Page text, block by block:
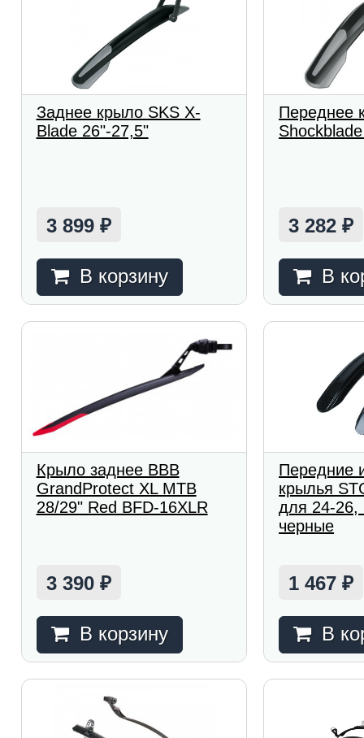
Заднее крыло SKS X-
Blade 26"-27,5"
3 899 ₽
В корзину
Переднее
3 282₽
В
Крыло заднее BBB
GrandProtect XL MTB
28/29" Red BFD-16XLR
3 390 ₽
В корзину
Передние
крылья
для 24-26,
черные
1 467₽
В